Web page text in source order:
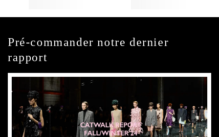
Pré-commander notre dernier
rapport